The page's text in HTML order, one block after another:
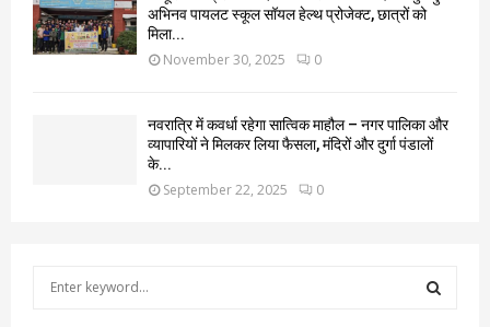
अभिनव पायलट स्कूल सॉयल हेल्थ प्रोजेक्ट, छात्रों को
मिला...
November 30, 2025 0
नवरात्रि में कवर्धा रहेगा सात्विक माहौल – नगर पालिका और
व्यापारियों ने मिलकर लिया फैसला, मंदिरों और दुर्गा पंडालों
के...
September 22, 2025 0